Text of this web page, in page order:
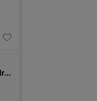
Smeg Brødrister